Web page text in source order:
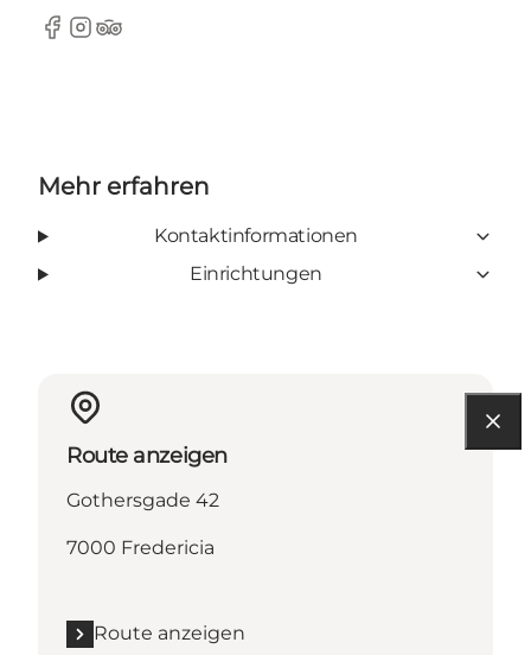
Facebook
Instagram
Tripadvisor
Mehr erfahren
Kontaktinformationen
Einrichtungen
Route anzeigen
Gothersgade 42
7000 Fredericia
Route anzeigen